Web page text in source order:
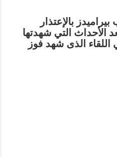
بالإعتذار
الأحداث التي شهدتها
اللقاء الذى شهد فوز